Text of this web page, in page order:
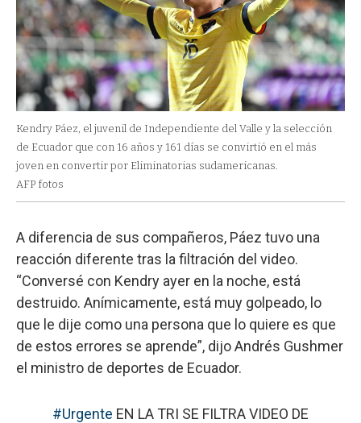
Kendry Páez, el juvenil de Independiente del Valle y la selección
de Ecuador que con 16 años y 161 días se convirtió en el más
joven en convertir por Eliminatorias sudamericanas.
AFP fotos
A diferencia de sus compañeros, Páez tuvo una
reacción diferente tras la filtración del video.
“Conversé con Kendry ayer en la noche, está
destruido. Anímicamente, está muy golpeado, lo
que le dije como una persona que lo quiere es que
de estos errores se aprende”, dijo Andrés Gushmer
el ministro de deportes de Ecuador.
#Urgente EN LA TRI SE FILTRA VIDEO DE